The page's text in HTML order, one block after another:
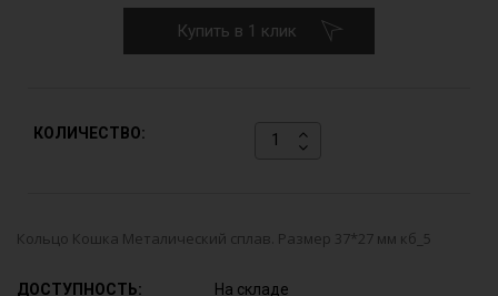
Купить в 1 клик
КОЛИЧЕСТВО:
Кольцо Кошка Металический сплав. Размер 37*27 мм кб_5
ДОСТУПНОСТЬ: На складе